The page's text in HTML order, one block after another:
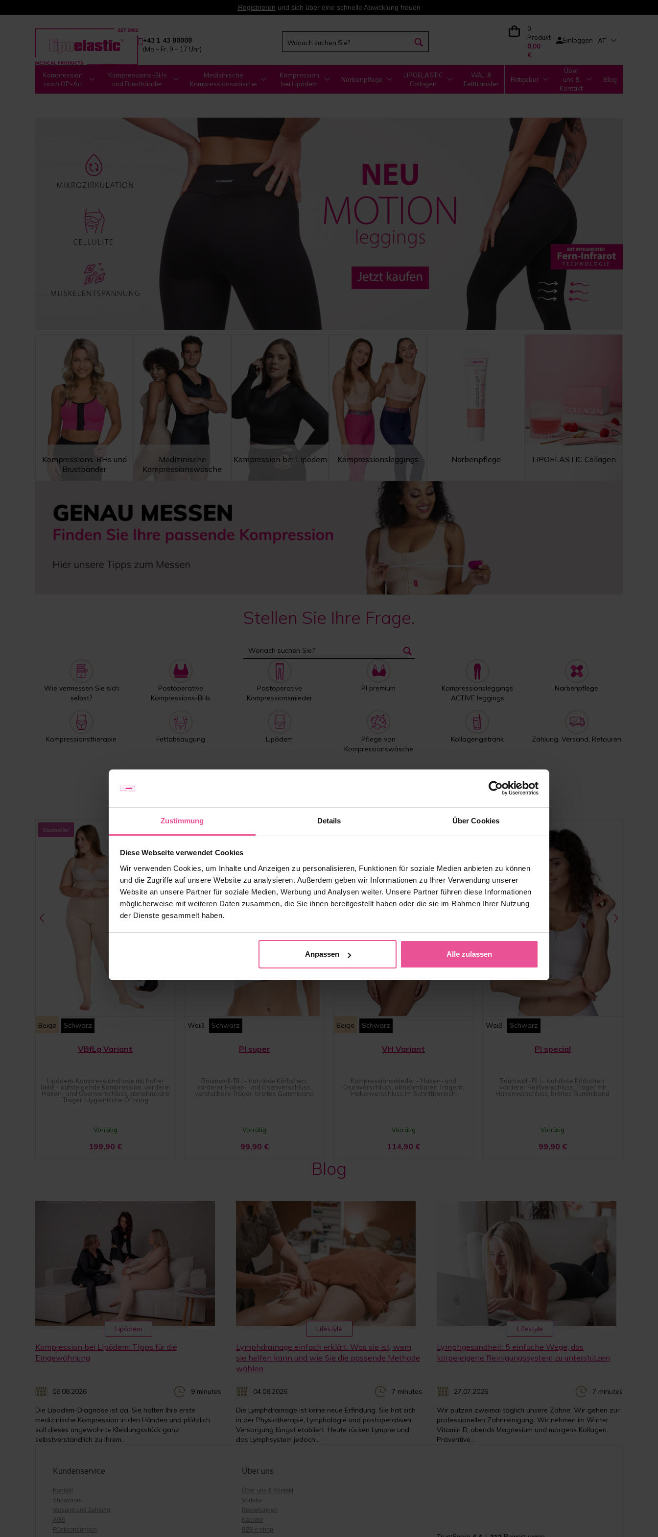
Zustimmung Details Über Cookies
Diese Webseite verwendet Cookies
Wir verwenden Cookies, um Inhalte und Anzeigen zu personalisieren, Funktionen für soziale Medien anbieten zu können
und die Zugriffe auf unsere Website zu analysieren. Außerdem geben wir Informationen zu Ihrer Verwendung unserer
Website an unsere Partner für soziale Medien, Werbung und Analysen weiter. Unsere Partner führen diese Informationen
möglicherweise mit weiteren Daten zusammen, die Sie ihnen bereitgestellt haben oder die sie im Rahmen Ihrer Nutzung
der Dienste gesammelt haben.
Anpassen Alle zulassen
Registrieren und sich über eine schnelle Abwicklung freuen
+43 1 43 80008
(Mo – Fr, 9 – 17 Uhr)
0
Produkt
0,00
€
Einloggen AT
Kompression
nach OP-Art
Kompressions-BHs
und Brustbänder
Medizinische
Kompressionswäsche
Kompression
bei Lipödem
Narbenpflege
LIPOELASTIC
Collagen
WAL &
Fetttransfer
Ratgeber
Über
uns &
Kontakt
Blog
Kompressions-BHs und
Brustbänder
Medizinische
Kompressionswäsche
Kompression bei Lipödem Kompressionsleggings Narbenpflege LIPOELASTIC Collagen
Stellen Sie Ihre Frage.
Wie vermessen Sie sich
selbst?
Postoperative
Kompressions-BHs
Postoperative
Kompressionsmieder
PI premium
Kompressionsleggings
ACTIVE leggings
Narbenpflege
Kompressionstherapie Fettabsaugung Lipödem
Pflege von
Kompressionswäsche
Kollagengetränk Zahlung, Versand, Retouren
Beige Schwarz
VBfLg Variant
Lipödem-Kompressionshose mit hoher
Taille - aufsteigende Kompression, vorderer
Haken- und Ösenverschluss, abnehmbare
Träger, Hygienische Öffnung
Vorrätig
199,90 €
Weiß Schwarz
PI super
Baumwoll-BH - nahtlose Körbchen,
vorderer Haken- und Ösenverschluss,
verstellbare Träger, breites Gummiband
Vorrätig
99,90 €
Beige Schwarz
VH Variant
Kompressionsmieder - Haken- und
Ösenverschluss, abnehmbaren Trägern,
Hakenverschluss im Schrittbereich
Vorrätig
114,90 €
Weiß Schwarz
PI special
Baumwoll-BH - nahtlose Körbchen,
vorderer Reißverschluss, Träger mit
Hakenverschluss, breites Gummiband
Vorrätig
99,90 €
Blog
Lipödem
Kompression bei Lipödem: Tipps für die
Eingewöhnung
06.08.2026 9 minutes
Die Lipödem-Diagnose ist da, Sie halten Ihre erste
medizinische Kompression in den Händen und plötzlich
soll dieses ungewohnte Kleidungsstück ganz
selbstverständlich zu Ihrem...
Lifestyle
Lymphdrainage einfach erklärt: Was sie ist, wem
sie helfen kann und wie Sie die passende Methode
wählen
04.08.2026 7 minutes
Die Lymphdrainage ist keine neue Erfindung. Sie hat sich
in der Physiotherapie, Lymphologie und postoperativen
Versorgung längst etabliert. Heute rücken Lymphe und
das Lymphsystem jedoch...
Lifestyle
Lymphgesundheit: 5 einfache Wege, das
körpereigene Reinigungssystem zu unterstützen
27.07.2026 7 minutes
Wir putzen zweimal täglich unsere Zähne. Wir gehen zur
professionellen Zahnreinigung. Wir nehmen im Winter
Vitamin D, abends Magnesium und morgens Kollagen.
Präventive...
Kundenservice
Kontakt
Showroom
Versand und Zahlung
AGB
Rücksendungen
Über uns
Über uns & Kontakt
Vorteile
Bewertungen
Karriere
B2B e-shop